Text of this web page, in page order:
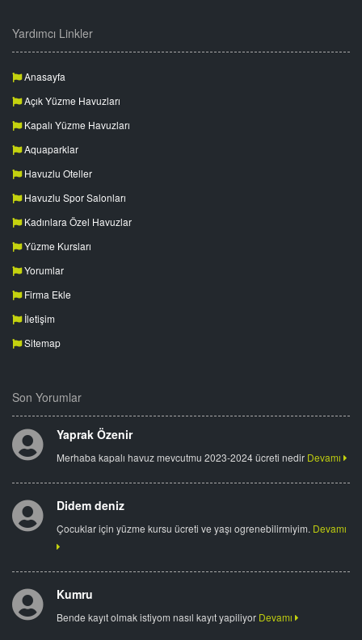
Yardımcı Linkler
Anasayfa
Açık Yüzme Havuzları
Kapalı Yüzme Havuzları
Aquaparklar
Havuzlu Oteller
Havuzlu Spor Salonları
Kadınlara Özel Havuzlar
Yüzme Kursları
Yorumlar
Firma Ekle
İletişim
Sitemap
Son Yorumlar
Yaprak Özenir
Merhaba kapalı havuz mevcutmu 2023-2024 ücreti nedir Devamı
Didem deniz
Çocuklar için yüzme kursu ücreti ve yaşı ogrenebilirmiyim. Devamı
Kumru
Bende kayıt olmak istiyom nasıl kayıt yapiliyor Devamı